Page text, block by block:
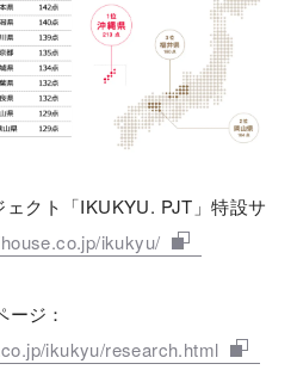
クト「IKUKYU. PJT」特設サ
ikukyu/
ジ：
ikukyu/research.html